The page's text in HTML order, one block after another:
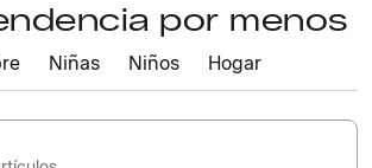
por menos
Niñas Niños Hogar